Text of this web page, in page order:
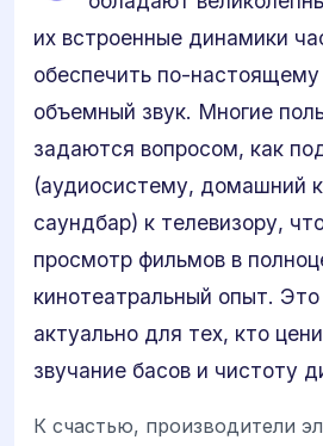
их встроенные динамики
обеспечить по-настоящему
объемный звук. Многие
задаются вопросом, как
(аудиосистему, домашний
саундбар) к телевизору,
просмотр фильмов в
кинотеатральный опыт.
актуально для тех, кто
звучание басов и чистоту
К счастью, производители